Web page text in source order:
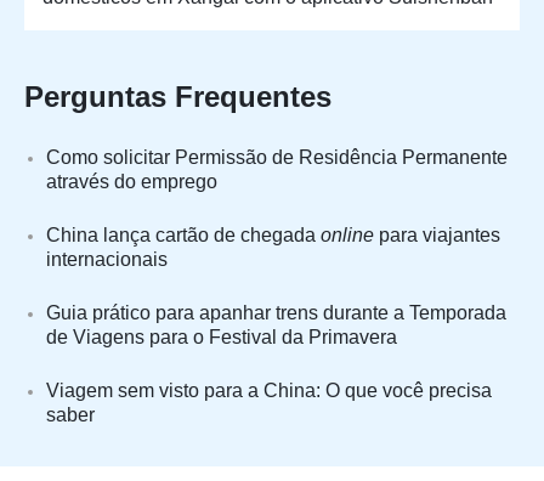
Perguntas Frequentes
Como solicitar Permissão de Residência Permanente
através do emprego
China lança cartão de chegada online para viajantes
internacionais
Guia prático para apanhar trens durante a Temporada
de Viagens para o Festival da Primavera
Viagem sem visto para a China: O que você precisa
saber